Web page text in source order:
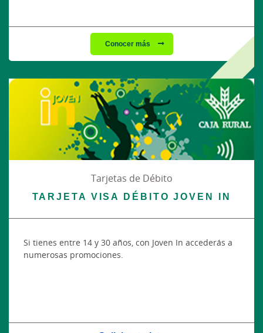
Conocer más
Tarjetas de Débito
TARJETA VISA DÉBITO JOVEN IN
Si tienes entre 14 y 30 años, con Joven In accederás a
numerosas promociones.